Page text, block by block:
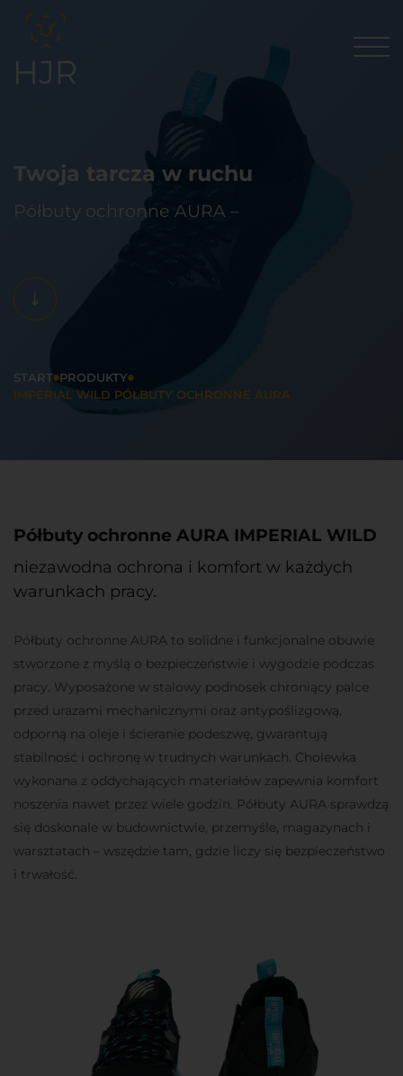
Twoja tarcza w ruchu
Półbuty ochronne AURA –
START PRODUKTY
IMPERIAL WILD PÓŁBUTY OCHRONNE AURA
Półbuty ochronne AURA IMPERIAL WILD
niezawodna ochrona i komfort w każdych
warunkach pracy.
Półbuty ochronne AURA to solidne i funkcjonalne obuwie
stworzone z myślą o bezpieczeństwie i wygodzie podczas
pracy. Wyposażone w stalowy podnosek chroniący palce
przed urazami mechanicznymi oraz antypoślizgową,
odporną na oleje i ścieranie podeszwę, gwarantują
stabilność i ochronę w trudnych warunkach. Cholewka
wykonana z oddychających materiałów zapewnia komfort
noszenia nawet przez wiele godzin. Półbuty AURA sprawdzą
się doskonale w budownictwie, przemyśle, magazynach i
warsztatach – wszędzie tam, gdzie liczy się bezpieczeństwo
i trwałość.